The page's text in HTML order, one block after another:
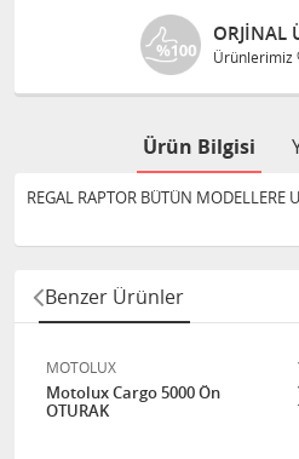
ORJINAL
Ürünlerimiz
Ürün Bilgisi
REGAL RAPTOR BÜTÜN MODELLERE
Benzer Ürünler
MOTOLUX
Motolux Cargo 5000 Ön
OTURAK